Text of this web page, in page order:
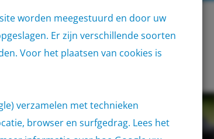
worden meegestuurd en door uw
Er zijn verschillende soorten
Voor het plaatsen van cookies is
verzamelen met technieken
browser en surfgedrag. Lees het